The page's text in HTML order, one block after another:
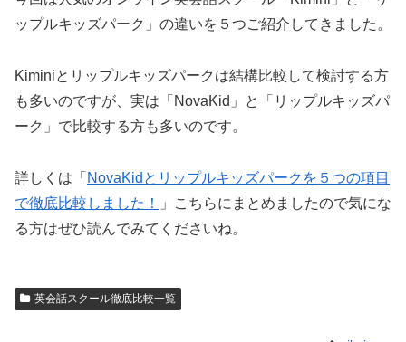
ップルキッズパーク」の違いを５つご紹介してきました。
Kiminiとリップルキッズパークは結構比較して検討する方
も多いのですが、実は「NovaKid」と「リップルキッズパ
ーク」で比較する方も多いのです。
詳しくは「 NovaKidとリップルキッズパークを５つの項目
で徹底比較しました！
」こちらにまとめましたので気にな
る方はぜひ読んでみてくださいね。
英会話スクール徹底比較一覧